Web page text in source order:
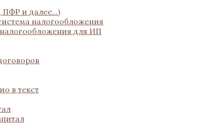
ПФР и далее...)
налогообложения
для ИП
в текст